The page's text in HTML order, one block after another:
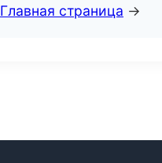
Главная страница →